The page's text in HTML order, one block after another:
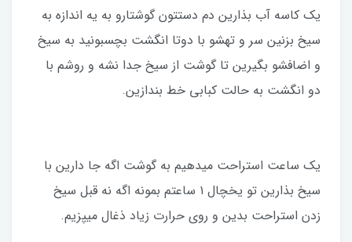
یک کاسه آب بذارین دم دستتون گوشتارو به یه اندازه به
سیخ بزنین سر و تهشو با دوتا انگشت بچسبونید به سیخ
و اضافشو بگیرین تا گوشت از سیخ جدا نشه و روشم با
دو انگشت به حالت کبابی خط بندازین.
یک ساعت استراحت میدهیم به گوشت اگه جا دارین با
سیخ بذارین تو یخچال ۱ ساعتم بمونه اگه نه قبل سیخ
زدن استراحت بدین و روی حرارت زیاد ذغال میپزیم.